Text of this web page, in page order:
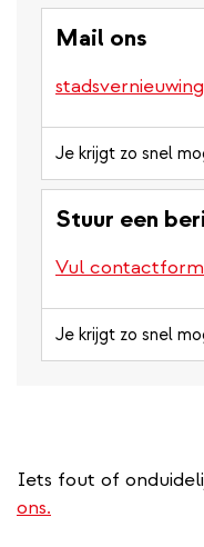
Mail ons
Je krijgt zo snel
Stuur een
Vul
Je krijgt zo snel
Iets fout of
ons.